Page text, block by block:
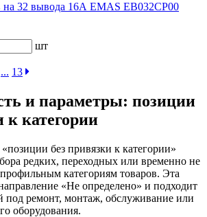
на 32 вывода 16А EMAS EB032CP00
шт
... 13
и параметры: позиции
к категории
без привязки к категории»
редких, переходных или временно не
категориям товаров. Эта
«Не определено» и подходит
под ремонт, монтаж, обслуживание или
оборудования.